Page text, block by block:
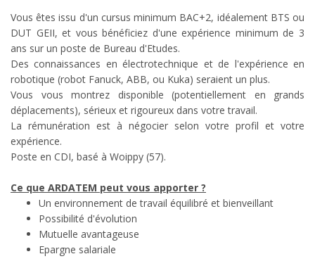
Vous êtes issu d'un cursus minimum BAC+2, idéalement BTS ou
DUT GEII, et vous bénéficiez d'une expérience minimum de 3
ans sur un poste de Bureau d'Etudes.
Des connaissances en électrotechnique et de l'expérience en
robotique (robot Fanuck, ABB, ou Kuka) seraient un plus.
Vous vous montrez disponible (potentiellement en grands
déplacements), sérieux et rigoureux dans votre travail.
La rémunération est à négocier selon votre profil et votre
expérience.
Poste en CDI, basé à Woippy (57).
Ce que ARDATEM peut vous apporter ?
Un environnement de travail équilibré et bienveillant
Possibilité d'évolution
Mutuelle avantageuse
Epargne salariale